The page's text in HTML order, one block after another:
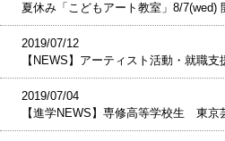
夏休み「こどもアート教室」8/7(wed)
2019/07/12
【NEWS】アーティスト活動・就職
2019/07/04
【進学NEWS】専修高等学校生 東京